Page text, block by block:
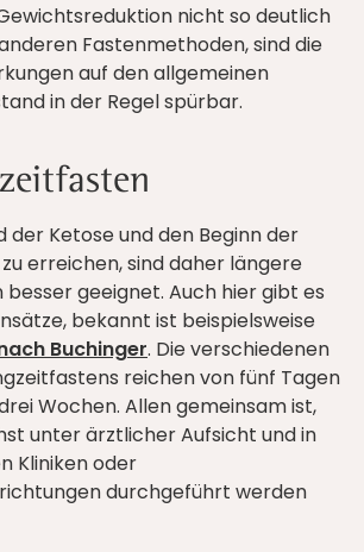
nicht so deutlich
Fastenmethoden, sind die
auf den allgemeinen
in der Regel spürbar.
der Ketose und den Beginn der
erreichen, sind daher längere
geeignet. Auch hier gibt es
bekannt ist beispielsweise
Buchinger. Die verschiedenen
reichen von fünf Tagen
Wochen. Allen gemeinsam ist,
unter ärztlicher Aufsicht und in
Kliniken oder
durchgeführt werden